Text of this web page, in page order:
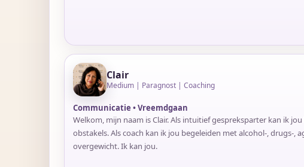
Clair
Medium | Paragnost | Coaching
Communicatie • Vreemdgaan
Welkom, mijn naam is Clair. Als intuitief gespreksparter kan ik
obstakels. Als coach kan ik jou begeleiden met alcohol-, drugs-,
overgewicht. Ik kan jou.